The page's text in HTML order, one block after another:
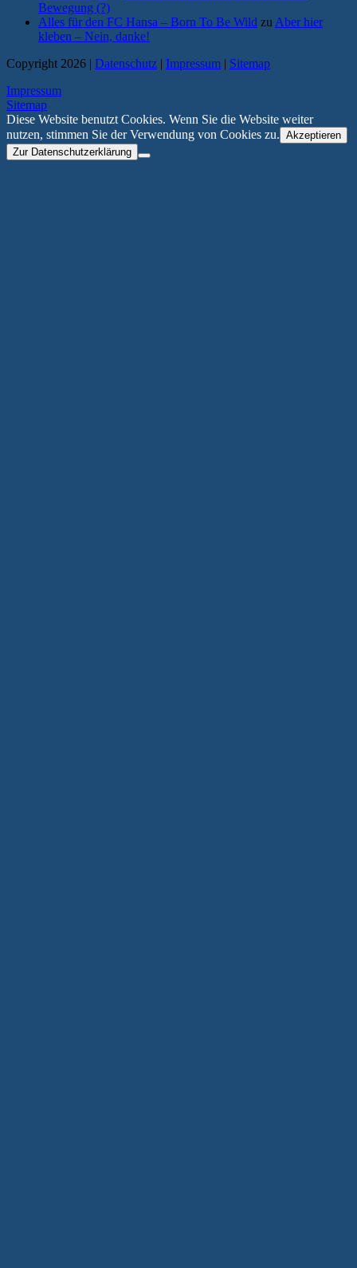
Bewegung (?)
Alles für den FC Hansa – Born To Be Wild zu Aber hier
kleben – Nein, danke!
Copyright 2026 | Datenschutz | Impressum | Sitemap
Impressum
Sitemap
Diese Website benutzt Cookies. Wenn Sie die Website weiter
nutzen, stimmen Sie der Verwendung von Cookies zu. Akzeptieren
Zur Datenschutzerklärung